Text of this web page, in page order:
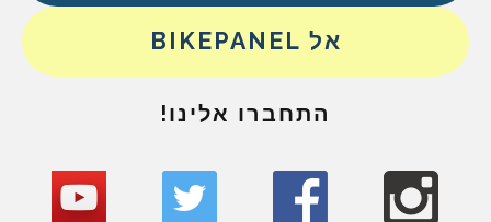
אל BIKEPANEL
התחברו אלינו!